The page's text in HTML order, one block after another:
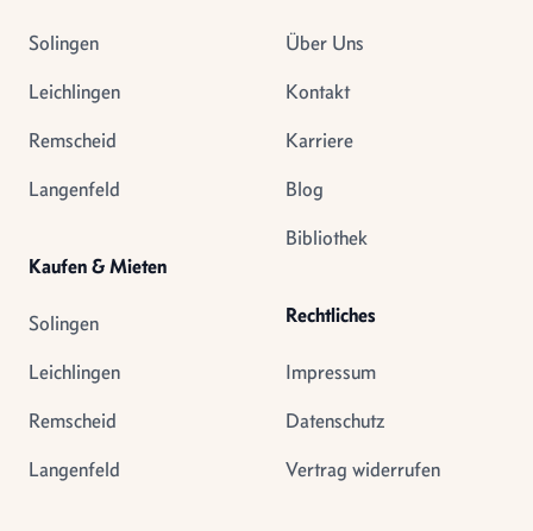
Solingen
Leichlingen
Remscheid
Langenfeld
Kaufen & Mieten
Solingen
Leichlingen
Remscheid
Langenfeld
Über Uns
Kontakt
Karriere
Blog
Bibliothek
Rechtliches
Impressum
Datenschutz
Vertrag widerrufen